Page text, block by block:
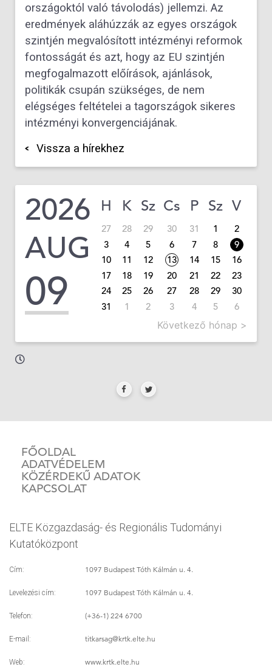
országoktól való távolodás) jellemzi. Az
eredmények aláhúzzák az egyes országok
szintjén megvalósított intézményi reformok
fontosságát és azt, hogy az EU szintjén
megfogalmazott előírások, ajánlások,
politikák csupán szükséges, de nem
elégséges feltételei a tagországok sikeres
intézményi konvergenciájának.
Vissza a hírekhez
2026
AUG
09
H K Sz Cs P Sz V
27 28 29 30 31 1
2
3
4 5 6 7 8
9
10
11 12 13 14 15
16
17
18 19 20 21 22
23
24
25 26 27 28 29
30
31
1 2 3 4 5 6
Következő hónap >
FŐOLDAL
ADATVÉDELEM
KÖZÉRDEKŰ ADATOK
KAPCSOLAT
ELTE Közgazdaság- és Regionális Tudományi
Kutatóközpont
Cím: 1097 Budapest Tóth Kálmán u. 4.
Levelezési cím: 1097 Budapest Tóth Kálmán u. 4.
Telefon: (+36-1) 224 6700
E-mail: titkarsag@krtk.elte.hu
Web: www.krtk.elte.hu